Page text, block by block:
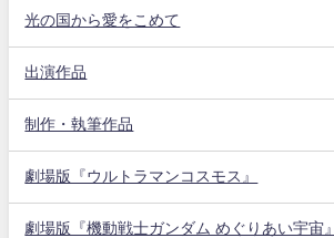
光の国から愛をこめて
出演作品
制作・執筆作品
劇場版『ウルトラマンコスモス』
劇場版『機動戦士ガンダム めぐりあい宇宙』